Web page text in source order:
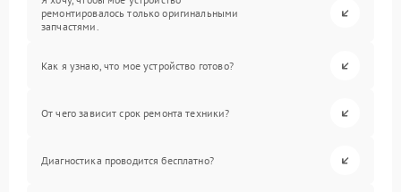
ремонтировалось только оригинальными
запчастями.
Как я узнаю, что мое устройство готово?
От чего зависит срок ремонта техники?
Диагностика проводится бесплатно?